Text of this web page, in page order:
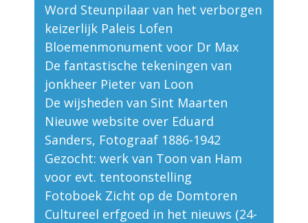
Word Steunpilaar van het verborgen
keizerlijk Paleis Lofen
Bloemenmonument voor Dr Max
De fantastische tekeningen van
jonkheer Pieter van Loon
De wijsheden van Sint Maarten
Nieuwe website over Eduard
Sanders, Fotograaf 1886-1942
Gezocht: werk van Toon van Ham
voor evt. tentoonstelling
Fotoboek Zicht op de Domtoren
Cultureel erfgoed in het nieuws (24-